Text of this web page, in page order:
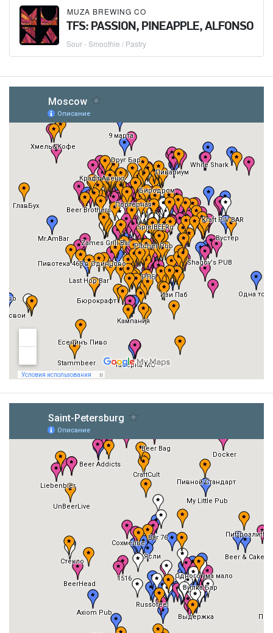
MUZA BREWING CO
TFS: PASSION, PINEAPPLE, ALFONSO
Sour - Smoothie / Pastry